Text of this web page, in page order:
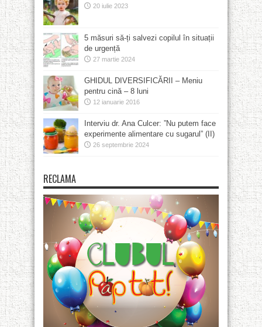
20 iulie 2023
5 măsuri să-ți salvezi copilul în situații
de urgență
27 martie 2024
GHIDUL DIVERSIFICĂRII – Meniu
pentru cină – 8 luni
12 ianuarie 2016
Interviu dr. Ana Culcer: ”Nu putem face
experimente alimentare cu sugarul” (II)
26 septembrie 2024
RECLAMA